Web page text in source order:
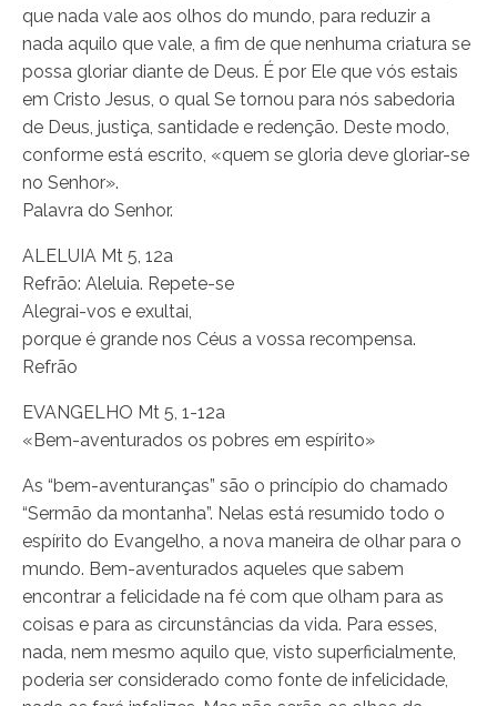
que nada vale aos olhos do mundo, para reduzir a
nada aquilo que vale, a fim de que nenhuma criatura se
possa gloriar diante de Deus. É por Ele que vós estais
em Cristo Jesus, o qual Se tornou para nós sabedoria
de Deus, justiça, santidade e redenção. Deste modo,
conforme está escrito, «quem se gloria deve gloriar-se
no Senhor».
Palavra do Senhor.
ALELUIA Mt 5, 12a
Refrão: Aleluia. Repete-se
Alegrai-vos e exultai,
porque é grande nos Céus a vossa recompensa.
Refrão
EVANGELHO Mt 5, 1-12a
«Bem-aventurados os pobres em espírito»
As “bem-aventuranças” são o princípio do chamado
“Sermão da montanha”. Nelas está resumido todo o
espírito do Evangelho, a nova maneira de olhar para o
mundo. Bem-aventurados aqueles que sabem
encontrar a felicidade na fé com que olham para as
coisas e para as circunstâncias da vida. Para esses,
nada, nem mesmo aquilo que, visto superficialmente,
poderia ser considerado como fonte de infelicidade,